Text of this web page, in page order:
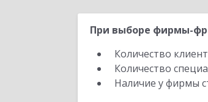
При выборе фирмы-
Количество
Количество
Наличие у фирмы